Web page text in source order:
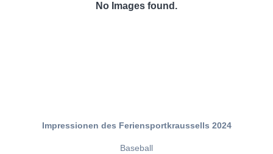
No Images found.
Impressionen des Feriensportkraussells 2024
Baseball